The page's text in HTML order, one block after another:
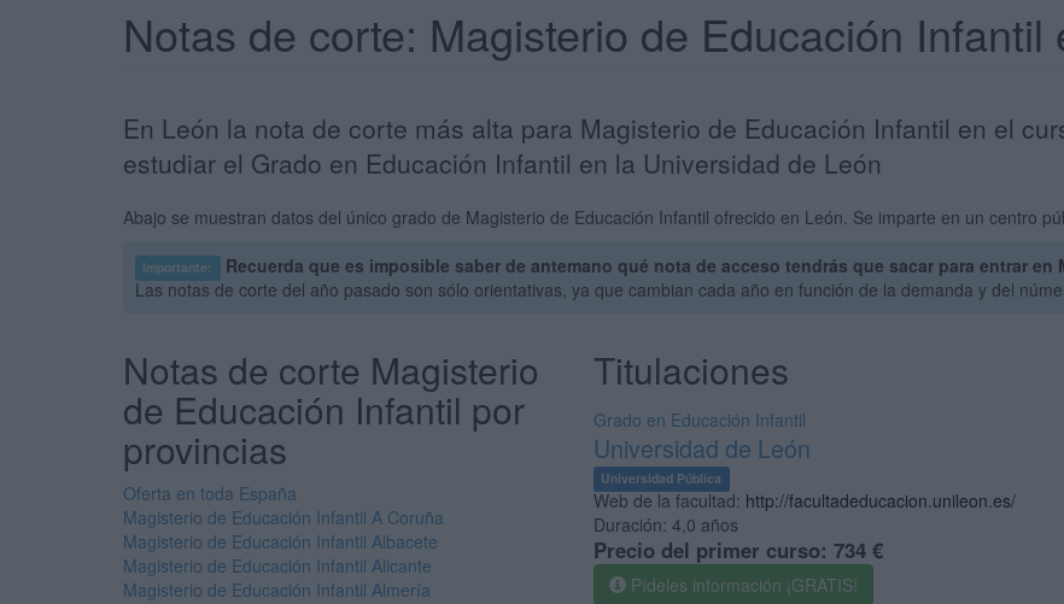
Notas de corte: Magisterio de Educación Infantil
En León la nota de corte más alta para Magisterio de Educación Infantil en el
estudiar el Grado en Educación Infantil en la Universidad de León
Abajo se muestran datos del único grado de Magisterio de Educación Infantil ofrecido en León. Se imparte en un centro
Importante:
Recuerda que es imposible saber de antemano qué nota de acceso tendrás que sacar para entrar
Las notas de corte del año pasado son sólo orientativas, ya que cambian cada año en función de la demanda y del
Titulaciones
Grado en Educación Infantil
Universidad de León
Universidad Pública
Web de la facultad: http://facultadeducacion.unileon.es/
Duración: 4,0 años
Precio del primer curso: 734 €
Pídeles información ¡GRATIS!
Notas de corte Magisterio
de Educación Infantil por
provincias
Oferta en toda España
Magisterio de Educación Infantil A Coruña
Magisterio de Educación Infantil Albacete
Magisterio de Educación Infantil Alicante
Magisterio de Educación Infantil Almería